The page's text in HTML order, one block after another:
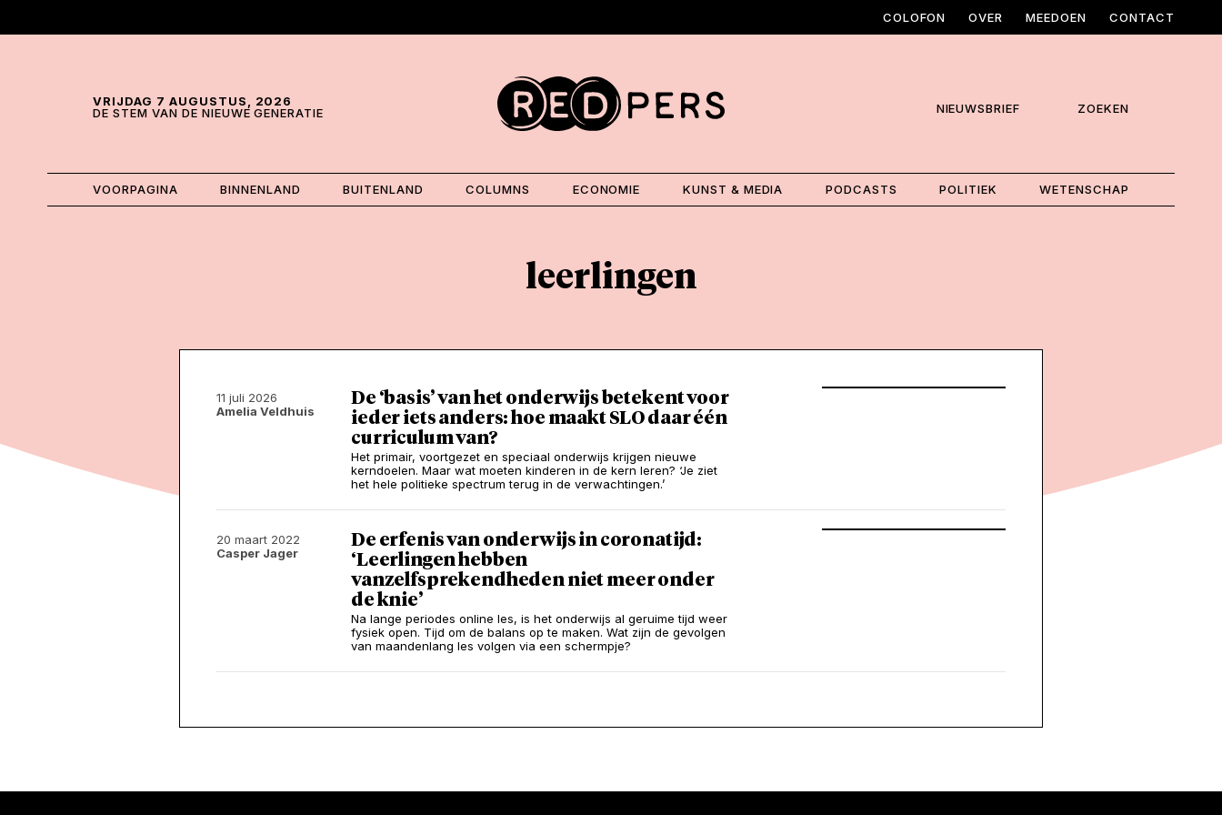
COLOFON OVER MEEDOEN CONTACT
VRIJDAG 7 AUGUSTUS, 2026
DE STEM VAN DE NIEUWE GENERATIE
NIEUWSBRIEF ZOEKEN
VOORPAGINA BINNENLAND BUITENLAND COLUMNS ECONOMIE KUNST & MEDIA PODCASTS POLITIEK WETENSCHAP
leerlingen
11 juli 2026
Amelia Veldhuis
De ‘basis’ van het onderwijs betekent voor
ieder iets anders: hoe maakt SLO daar één
curriculum van?
Het primair, voortgezet en speciaal onderwijs krijgen nieuwe
kerndoelen. Maar wat moeten kinderen in de kern leren? ‘Je ziet
het hele politieke spectrum terug in de verwachtingen.’
20 maart 2022
Casper Jager
De erfenis van onderwijs in coronatijd:
‘Leerlingen hebben
vanzelfsprekendheden niet meer onder
de knie’
Na lange periodes online les, is het onderwijs al geruime tijd weer
fysiek open. Tijd om de balans op te maken. Wat zijn de gevolgen
van maandenlang les volgen via een schermpje?